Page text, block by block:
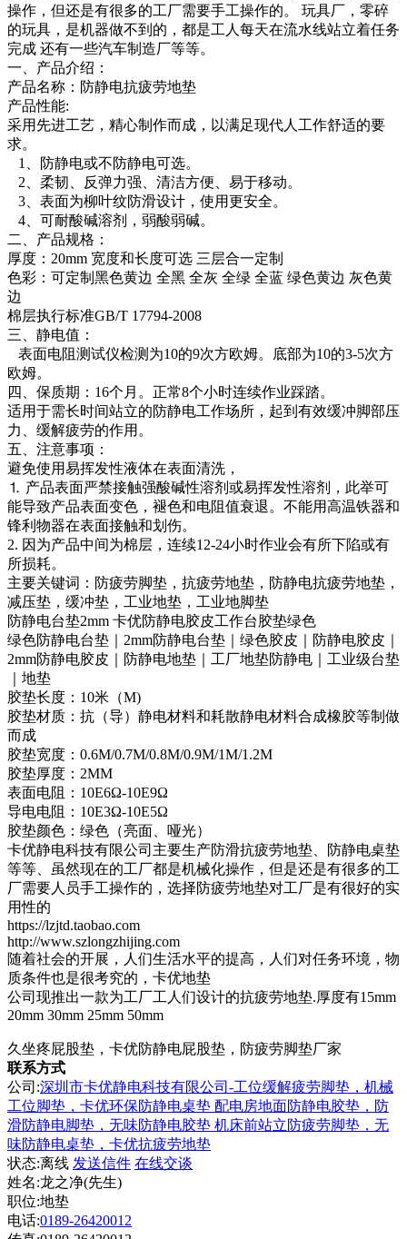
操作，但还是有很多的工厂需要手工操作的。 玩具厂，零碎
的玩具，是机器做不到的，都是工人每天在流水线站立着任务
完成 还有一些汽车制造厂等等。
一、产品介绍：
产品名称：防静电抗疲劳地垫
产品性能:
采用先进工艺，精心制作而成，以满足现代人工作舒适的要
求。
1、防静电或不防静电可选。
2、柔韧、反弹力强、清洁方便、易于移动。
3、表面为柳叶纹防滑设计，使用更安全。
4、可耐酸碱溶剂，弱酸弱碱。
二、产品规格：
厚度：20mm 宽度和长度可选 三层合一定制
色彩：可定制黑色黄边 全黑 全灰 全绿 全蓝 绿色黄边 灰色黄
边
棉层执行标准GB/T 17794-2008
三、静电值：
表面电阻测试仪检测为10的9次方欧姆。底部为10的3-5次方
欧姆。
四、保质期：16个月。正常8个小时连续作业踩踏。
适用于需长时间站立的防静电工作场所，起到有效缓冲脚部压
力、缓解疲劳的作用。
五、注意事项：
避免使用易挥发性液体在表面清洗，
⒈ 产品表面严禁接触强酸碱性溶剂或易挥发性溶剂，此举可
能导致产品表面变色，褪色和电阻值衰退。不能用高温铁器和
锋利物器在表面接触和划伤。
2. 因为产品中间为棉层，连续12-24小时作业会有所下陷或有
所损耗。
主要关键词：防疲劳脚垫，抗疲劳地垫，防静电抗疲劳地垫，
减压垫，缓冲垫，工业地垫，工业地脚垫
防静电台垫2mm 卡优防静电胶皮工作台胶垫绿色
绿色防静电台垫｜2mm防静电台垫｜绿色胶皮｜防静电胶皮｜
2mm防静电胶皮｜防静电地垫｜工厂地垫防静电｜工业级台垫
｜地垫
胶垫长度：10米（M)
胶垫材质：抗（导）静电材料和耗散静电材料合成橡胶等制做
而成
胶垫宽度：0.6M/0.7M/0.8M/0.9M/1M/1.2M
胶垫厚度：2MM
表面电阻：10E6Ω-10E9Ω
导电电阻：10E3Ω-10E5Ω
胶垫颜色：绿色（亮面、哑光）
卡优静电科技有限公司主要生产防滑抗疲劳地垫、防静电桌垫
等等、虽然现在的工厂都是机械化操作，但是还是有很多的工
厂需要人员手工操作的，选择防疲劳地垫对工厂是有很好的实
用性的
https://lzjtd.taobao.com
http://www.szlongzhijing.com
随着社会的开展，人们生活水平的提高，人们对任务环境，物
质条件也是很考究的，卡优地垫
公司现推出一款为工厂工人们设计的抗疲劳地垫.厚度有15mm
20mm 30mm 25mm 50mm
久坐疼屁股垫，卡优防静电屁股垫，防疲劳脚垫厂家
联系方式
公司:深圳市卡优静电科技有限公司-工位缓解疲劳脚垫，机械
工位脚垫，卡优环保防静电桌垫 配电房地面防静电胶垫，防
滑防静电脚垫，无味防静电胶垫 机床前站立防疲劳脚垫，无
味防静电桌垫，卡优抗疲劳地垫
状态:离线 发送信件 在线交谈
姓名:龙之净(先生)
职位:地垫
电话:0189-26420012